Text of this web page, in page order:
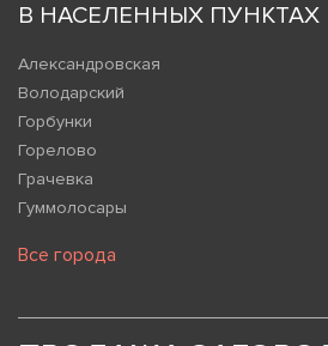
В НАСЕЛЕННЫХ ПУНКТАХ
Александровская
Володарский
Горбунки
Горелово
Грачевка
Гуммолосары
Все города